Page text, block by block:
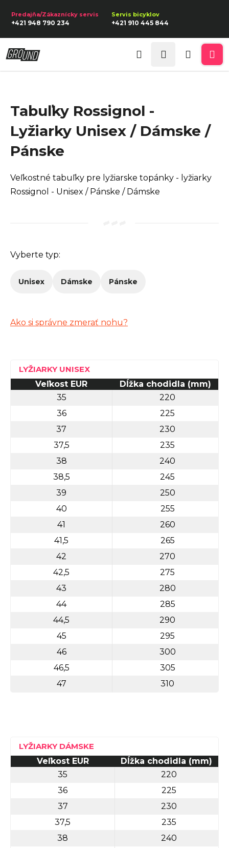
obsah+421 948 790 234 +421 910 445 844
Prihlásenie
Tabuľky Rossignol -
Lyžiarky Unisex / Dámske /
Pánske
Veľkostné tabuľky pre lyžiarske topánky - lyžiarky
Rossignol - Unisex / Pánske / Dámske
Vyberte typ:
Unisex Dámske Pánske
Ako si správne zmerať nohu?
LYŽIARKY UNISEX
Veľkost EUR
Dĺžka chodidla (mm)
35
220
36
225
37
230
37,5
235
38
240
38,5
245
39
250
40
255
41
260
41,5
265
42
270
42,5
275
43
280
44
285
44,5
290
45
295
46
300
46,5
305
47
310
LYŽIARKY DÁMSKE
Veľkost EUR
Dĺžka chodidla (mm)
35
220
36
225
37
230
37,5
235
38
240
š
k
Späť
Späť
Č
o
t
r
b
j
á